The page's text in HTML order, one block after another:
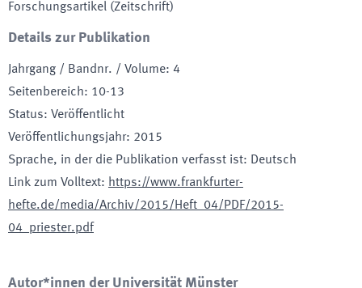
Forschungsartikel (Zeitschrift)
Details zur Publikation
Jahrgang / Bandnr. / Volume: 4
Seitenbereich: 10-13
Status: Veröffentlicht
Veröffentlichungsjahr: 2015
Sprache, in der die Publikation verfasst ist: Deutsch
Link zum Volltext: https://www.frankfurter-
hefte.de/media/Archiv/2015/Heft_04/PDF/2015-
04_priester.pdf
Autor*innen der Universität Münster